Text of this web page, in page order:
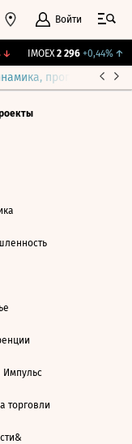
Войти
↓ IMOEX 2 296 +0,44%↑
прогнозы
Импульс
торговли